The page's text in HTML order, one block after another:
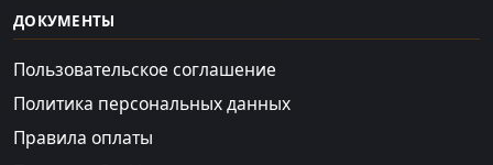
ДОКУМЕНТЫ
Пользовательское соглашение
Политика персональных данных
Правила оплаты